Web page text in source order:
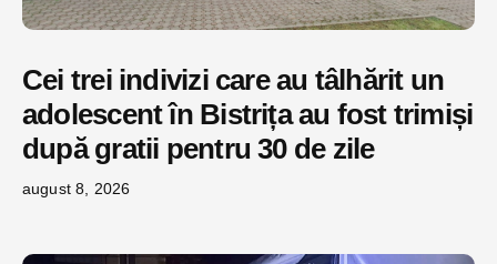
Cei trei indivizi care au tâlhărit un
adolescent în Bistrița au fost trimiși
după gratii pentru 30 de zile
august 8, 2026